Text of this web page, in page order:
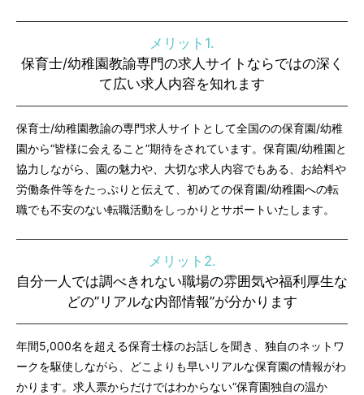
メリット1.
保育士/幼稚園教諭専門の求人サイトならではの深く
て広い求人内容を知れます
保育士/幼稚園教諭の専門求人サイトとして全国のの保育園/幼稚
園から“皆様に会えること”期待をされています。保育園/幼稚園と
協力しながら、園の魅力や、大切な求人内容でもある、お給料や
労働条件等をたっぷりと伝えて、初めての保育園/幼稚園への転
職でも不安のない転職活動をしっかりとサポートいたします。
メリット2.
自分一人では調べきれない職場の雰囲気や福利厚生な
どの”リアルな内部情報”が分かります
年間5,000名を超える保育士様のお話しを聞き、独自のネットワ
ークを駆使しながら、どこよりも早いリアルな保育園の情報がわ
かります。求人票からだけではわからない“保育園独自の温か